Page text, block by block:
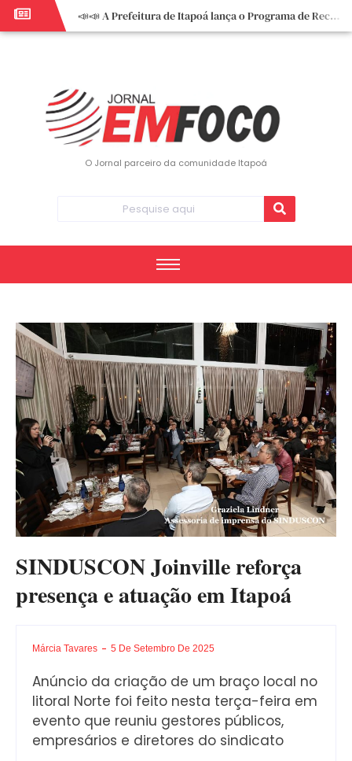
📣📣 A Prefeitura de Itapoá lança o Programa de Recuperação Fiscal (REFIS).
📢 Empreendedor do turismo, esta oportunidade é para você! Itapoá – SC.
O Jornal parceiro da comunidade Itapoá
SINDUSCON Joinville reforça
presença e atuação em Itapoá
Márcia Tavares 5 De Setembro De 2025
Anúncio da criação de um braço local no
litoral Norte foi feito nesta terça-feira em
evento que reuniu gestores públicos,
empresários e diretores do sindicato